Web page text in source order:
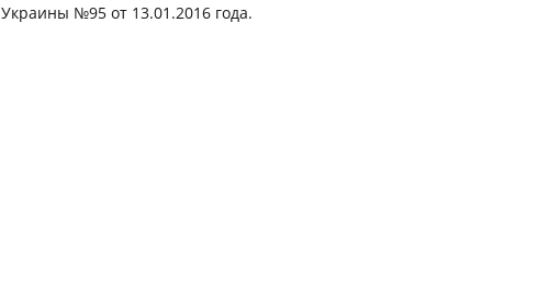
Украины №95 от 13.01.2016 года.